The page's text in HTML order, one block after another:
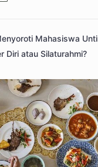
Mahasiswa
Diri atau Silaturahmi?